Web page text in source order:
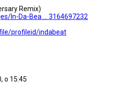
Remix)
In-Da-Bea ... 3164697232
profileid/indabeat
o 15:45